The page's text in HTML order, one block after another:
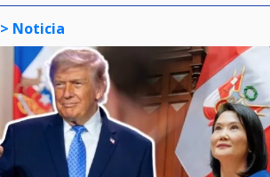
> Noticia